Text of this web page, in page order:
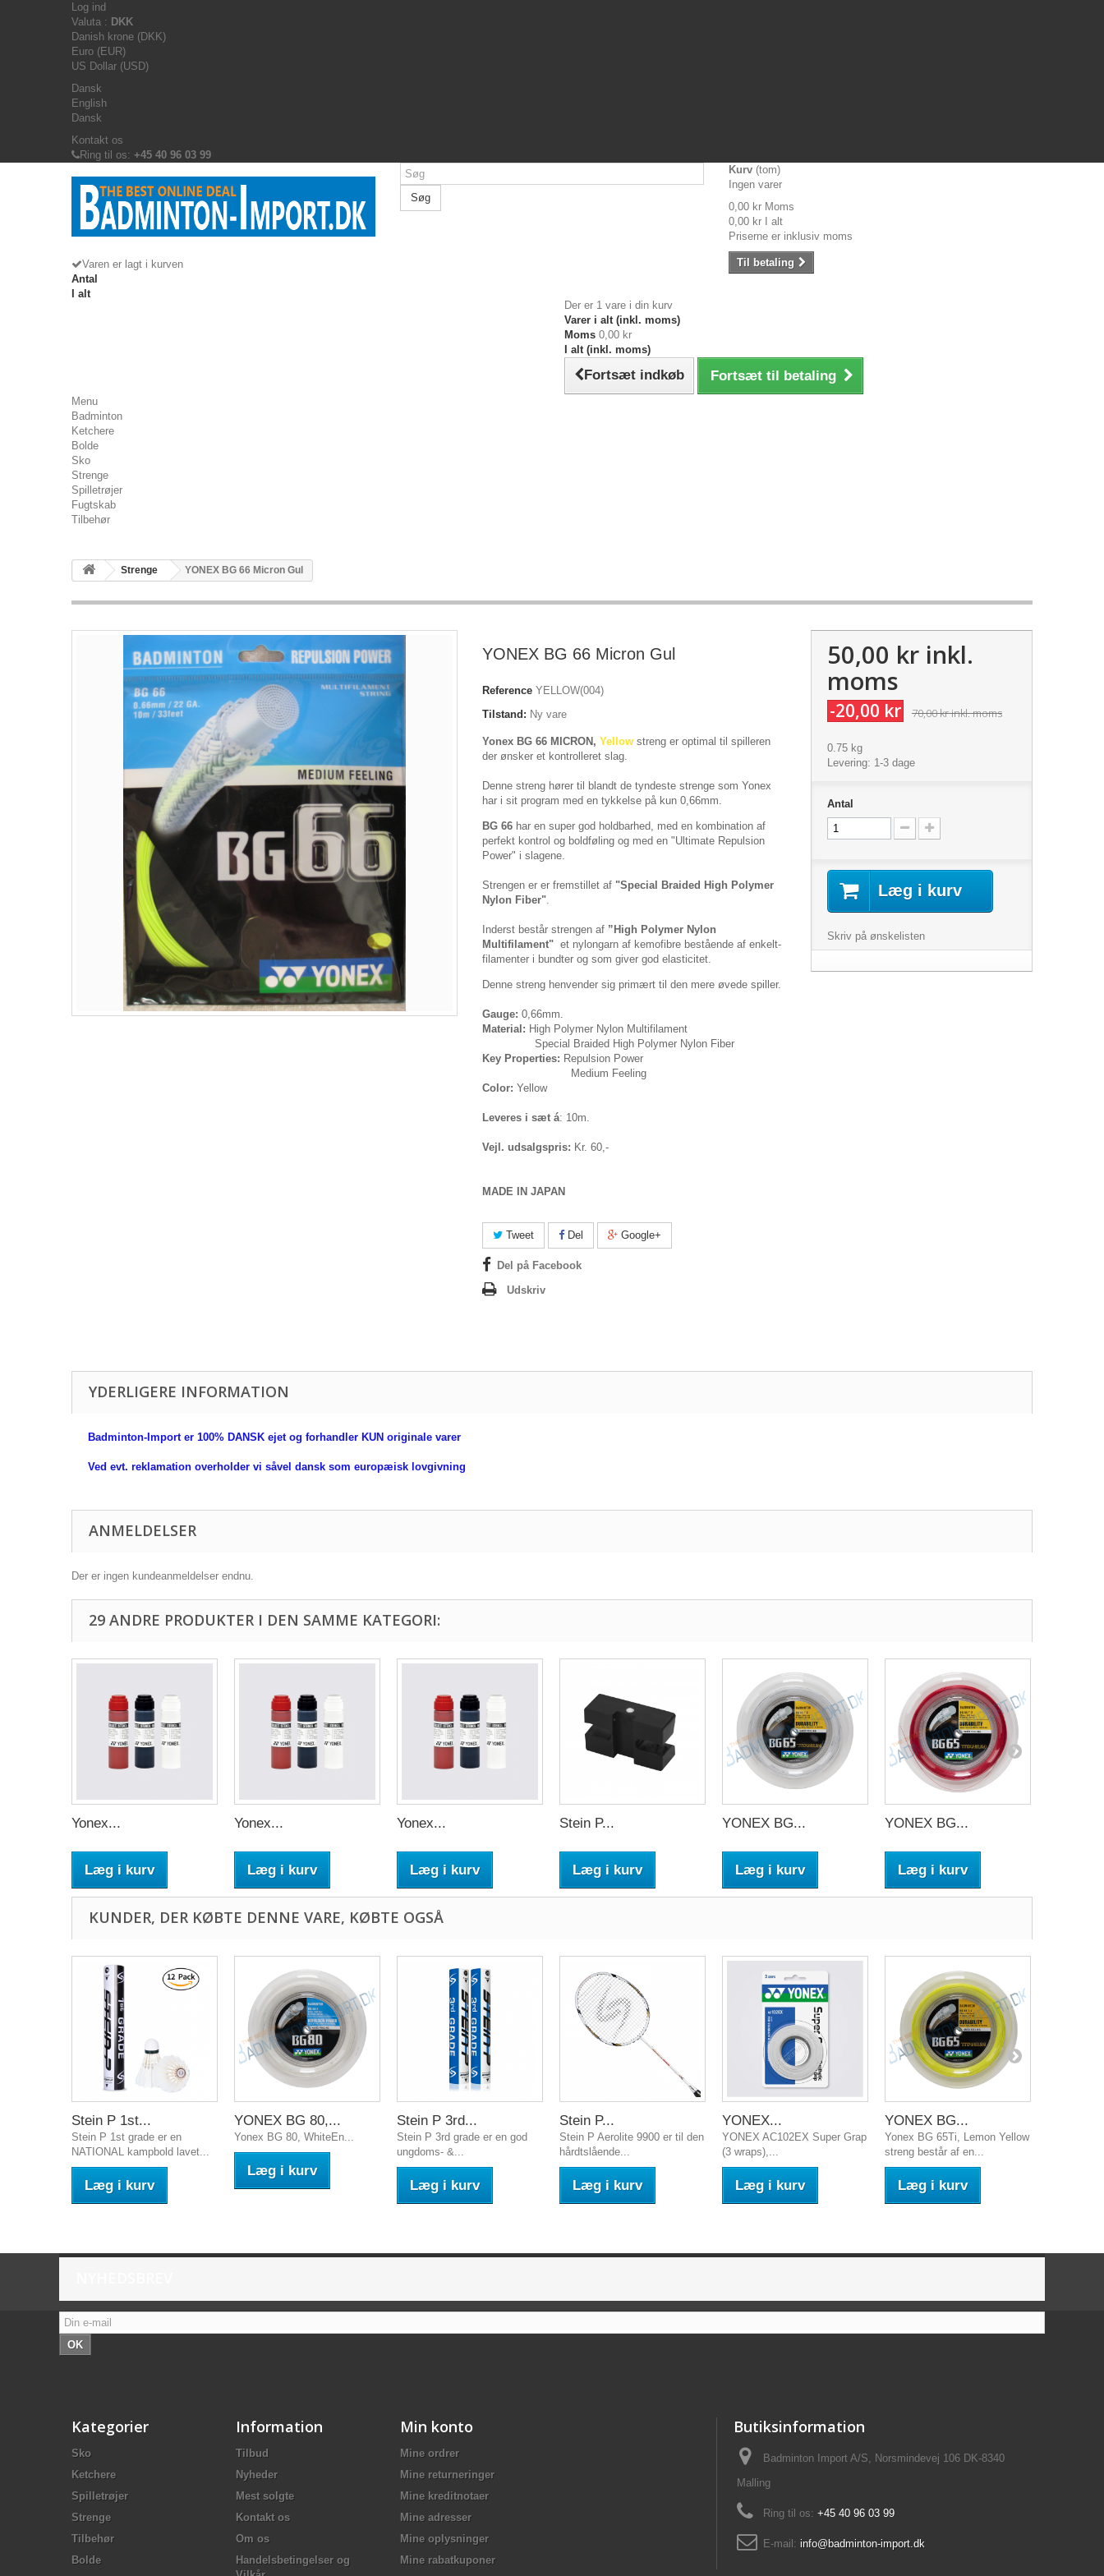
Log ind
Valuta : DKK
Danish krone (DKK)
Euro (EUR)
US Dollar (USD)
Dansk
English
Dansk
Kontakt os
Ring til os: +45 40 96 03 99
Søg
Kurv (tom)
Ingen varer
0,00 kr Moms
0,00 kr
I alt
Priserne er inklusiv moms
Til betaling
Varen er lagt i kurven
Antal
I alt
Der er 1 vare i din kurv
Varer i alt (inkl. moms)
Moms 0,00 kr
I alt (inkl. moms)
Fortsæt indkøb Fortsæt til betaling
Menu
Badminton
Ketchere
Bolde
Sko
Strenge
Spilletrøjer
Fugtskab
Tilbehør
Strenge YONEX BG 66 Micron Gul
YONEX BG 66 Micron Gul
Reference YELLOW(004)
Tilstand: Ny vare
Yonex BG 66 MICRON, Yellow streng er optimal til spilleren
der ønsker et kontrolleret slag.
Denne streng hører til blandt de tyndeste strenge som Yonex
har i sit program med en tykkelse på kun 0,66mm.
BG 66 har en super god holdbarhed, med en kombination af
perfekt kontrol og boldføling og med en "Ultimate Repulsion
Power" i slagene.
Strengen er er fremstillet af "Special Braided High Polymer
Nylon Fiber".
Inderst består strengen af ”High Polymer Nylon
Multifilament" et nylongarn af kemofibre bestående af enkelt-
filamenter i bundter og som giver god elasticitet.
Denne streng henvender sig primært til den mere øvede spiller.
Gauge: 0,66mm.
Material: High Polymer Nylon Multifilament
Special Braided High Polymer Nylon Fiber
Key Properties: Repulsion Power
Medium Feeling
Color: Yellow
Leveres i sæt á: 10m.
Vejl. udsalgspris: Kr. 60,-
MADE IN JAPAN
Tweet Del Google+
Del på Facebook
Udskriv
50,00 krinkl.
moms
-20,00 kr 70,00 krinkl. moms
0.75 kg
Levering: 1-3 dage
Antal
Læg i kurv
Skriv på ønskelisten
YDERLIGERE INFORMATION
Badminton-Import er 100% DANSK ejet og forhandler KUN originale varer
Ved evt. reklamation overholder vi såvel dansk som europæisk lovgivning
ANMELDELSER
Der er ingen kundeanmeldelser endnu.
29 ANDRE PRODUKTER I DEN SAMME KATEGORI:
Yonex...
Læg i kurv
Yonex...
Læg i kurv
Yonex...
Læg i kurv
Stein P...
Læg i kurv
YONEX BG...
Læg i kurv
YONEX BG...
Læg i kurv
KUNDER, DER KØBTE DENNE VARE, KØBTE OGSÅ
Stein P 1st...
Stein P 1st grade er en
NATIONAL kampbold lavet...
Læg i kurv
YONEX BG 80,...
Yonex BG 80, WhiteEn...
Læg i kurv
Stein P 3rd...
Stein P 3rd grade er en god
ungdoms- &...
Læg i kurv
Stein P...
Stein P Aerolite 9900 er til den
hårdtslående...
Læg i kurv
YONEX...
YONEX AC102EX Super Grap
(3 wraps),...
Læg i kurv
YONEX BG...
Yonex BG 65Ti, Lemon Yellow
streng består af en...
Læg i kurv
OK
Kategorier
Sko
Ketchere
Spilletrøjer
Strenge
Tilbehør
Bolde
Information
Tilbud
Nyheder
Mest solgte
Kontakt os
Om os
Handelsbetingelser og
Min konto
Mine ordrer
Mine returneringer
Mine kreditnotaer
Mine adresser
Mine oplysninger
Mine rabatkuponer
Butiksinformation
Badminton Import A/S, Norsmindevej 106 DK-8340
Malling
Ring til os: +45 40 96 03 99
E-mail: info@badminton-import.dk